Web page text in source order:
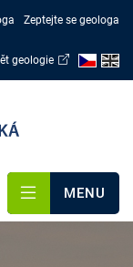
Zeptejte se geologa
geologie
MENU